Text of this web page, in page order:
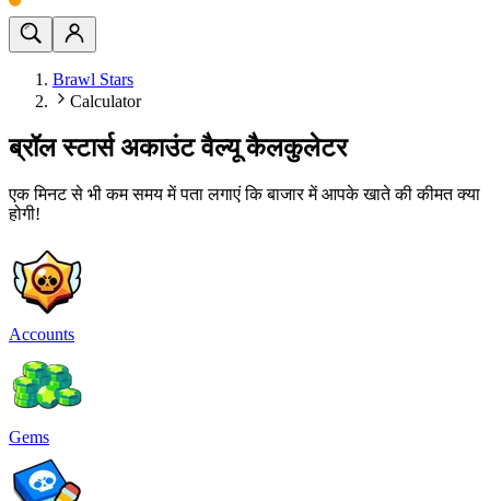
Brawl Stars
Calculator
ब्रॉल स्टार्स अकाउंट वैल्यू कैलकुलेटर
एक मिनट से भी कम समय में पता लगाएं कि बाजार में आपके खाते की कीमत क्या
होगी!
Accounts
Gems